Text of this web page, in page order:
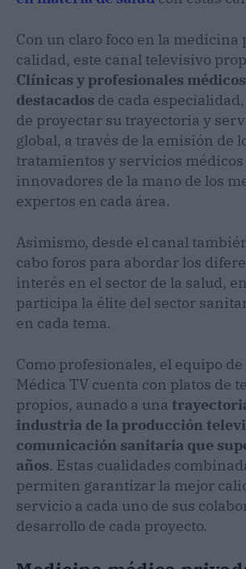
Con un claro foco en la medicina
calidad, este canal televisivo
Clínicas y profesionales
destacados de cada
de proyectar su trayectoria y
global, a través de la emisión de
tratamientos y servicios médicos
innovadores de la mano de los
expertos en cada área.
Asimismo, desde el canal
cabo foros para abordar los
interés en el sector de la salud,
participa la élite del sector
en cada tema.
Como profesionales, el equipo
Médica TV cuenta con platos de
propios, aunado a una
industria de la producción
comunicación sanitaria que
años. Estas cualidades
permiten garantizar la mejor
servicio a cada uno de sus
desarrollo de cada proyecto.